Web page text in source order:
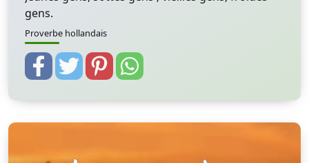
gens.
Proverbe hollandais